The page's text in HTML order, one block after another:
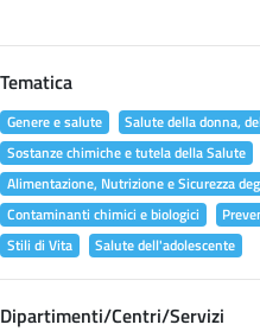
Tematica
Genere e salute
Salute della donna,
Sostanze chimiche e tutela della Salute
Alimentazione, Nutrizione e Sicurezza
Contaminanti chimici e biologici
Stili di Vita
Salute dell'adolescente
Dipartimenti/Centri/Servizi